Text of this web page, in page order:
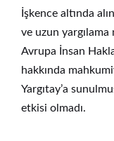
İşkence altında
ve uzun yargılama
Avrupa İnsan
hakkında
Yargıtay’a
etkisi olmadı.